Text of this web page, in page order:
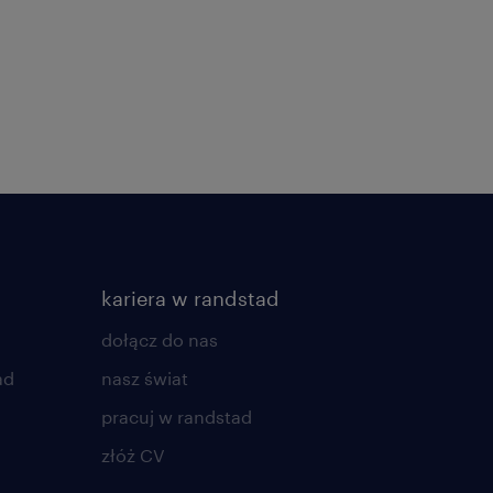
kariera w randstad
dołącz do nas
nasz świat
pracuj w randstad
złóż CV